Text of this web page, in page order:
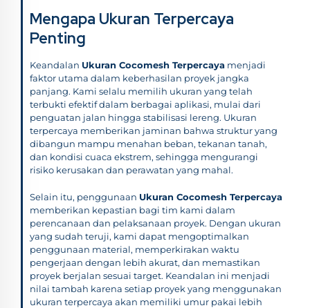
Mengapa Ukuran Terpercaya
Penting
Keandalan Ukuran Cocomesh Terpercaya menjadi
faktor utama dalam keberhasilan proyek jangka
panjang. Kami selalu memilih ukuran yang telah
terbukti efektif dalam berbagai aplikasi, mulai dari
penguatan jalan hingga stabilisasi lereng. Ukuran
terpercaya memberikan jaminan bahwa struktur yang
dibangun mampu menahan beban, tekanan tanah,
dan kondisi cuaca ekstrem, sehingga mengurangi
risiko kerusakan dan perawatan yang mahal.
Selain itu, penggunaan Ukuran Cocomesh Terpercaya
memberikan kepastian bagi tim kami dalam
perencanaan dan pelaksanaan proyek. Dengan ukuran
yang sudah teruji, kami dapat mengoptimalkan
penggunaan material, memperkirakan waktu
pengerjaan dengan lebih akurat, dan memastikan
proyek berjalan sesuai target. Keandalan ini menjadi
nilai tambah karena setiap proyek yang menggunakan
ukuran terpercaya akan memiliki umur pakai lebih